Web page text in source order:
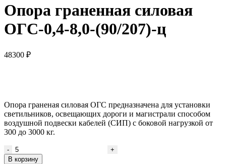
Опора граненная силовая
ОГС-0,4-8,0-(90/207)-ц
48300 ₽
Опора граненая силовая ОГС предназначена для установки
светильников, освещающих дороги и магистрали способом
воздушной подвески кабелей (СИП) с боковой нагрузкой от
300 до 3000 кг.
В корзину